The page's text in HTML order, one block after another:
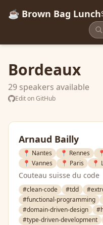
☕ Brown Bag Lunch
Bordeaux
29 speakers available
Edit on GitHub
Arnaud Bailly
📍 Nantes 📍 Rennes
📍 Vannes
📍 Paris 📍
Couteau suisse du code
#clean-code #tdd
#functional-programming
#domain-driven-design
#type-driven-development